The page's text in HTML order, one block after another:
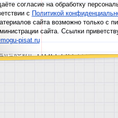
согласие на обработку
сПолитикой
сайта возможно только с
сайта. Ссылки
pisat.ru